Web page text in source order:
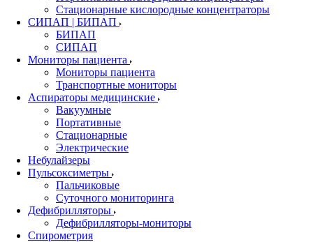
Стационарные кислородные концентраторы
СИПАП | БИПАП
БИПАП
СИПАП
Мониторы пациента
Мониторы пациента
Транспортные мониторы
Аспираторы медицинские
Вакуумные
Портативные
Стационарные
Электрические
Небулайзеры
Пульсоксиметры
Пальчиковые
Суточного мониторинга
Дефибрилляторы
Дефибрилляторы-мониторы
Спирометрия